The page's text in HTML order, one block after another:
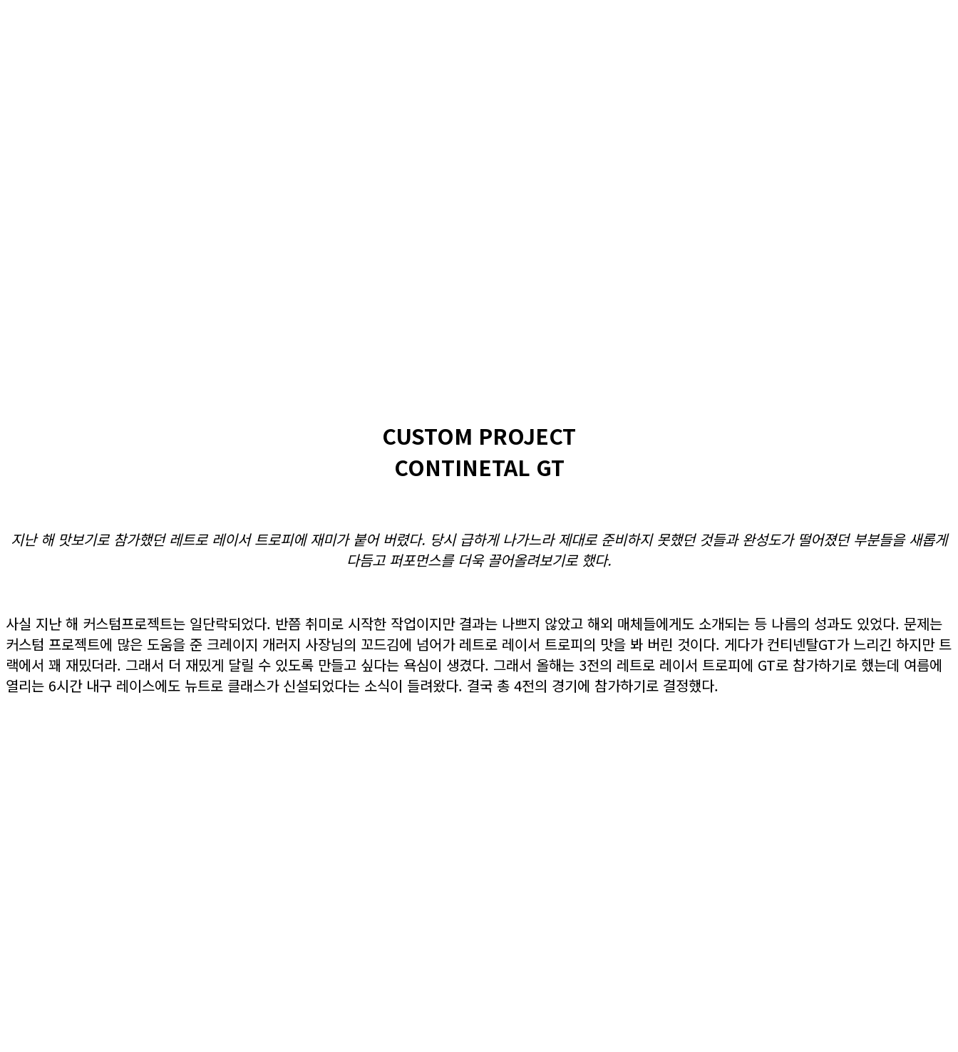
CUSTOM PROJECT
CONTINETAL GT
지난 해 맛보기로 참가했던 레트로 레이서 트로피에 재미가 붙어 버렸다. 당시 급하게 나가느라 제대로 준비하지 못했던 것들과 완성도가 떨어졌던 부분들을 새롭게
다듬고 퍼포먼스를 더욱 끌어올려보기로 했다.
사실 지난 해 커스텀프로젝트는 일단락되었다. 반쯤 취미로 시작한 작업이지만 결과는 나쁘지 않았고 해외 매체들에게도 소개되는 등 나름의 성과도 있었다. 문제는
커스텀 프로젝트에 많은 도움을 준 크레이지 개러지 사장님의 꼬드김에 넘어가 레트로 레이서 트로피의 맛을 봐 버린 것이다. 게다가 컨티넨탈GT가 느리긴 하지만 트
랙에서 꽤 재밌더라. 그래서 더 재밌게 달릴 수 있도록 만들고 싶다는 욕심이 생겼다. 그래서 올해는 3전의 레트로 레이서 트로피에 GT로 참가하기로 했는데 여름에
열리는 6시간 내구 레이스에도 뉴트로 클래스가 신설되었다는 소식이 들려왔다. 결국 총 4전의 경기에 참가하기로 결정했다.